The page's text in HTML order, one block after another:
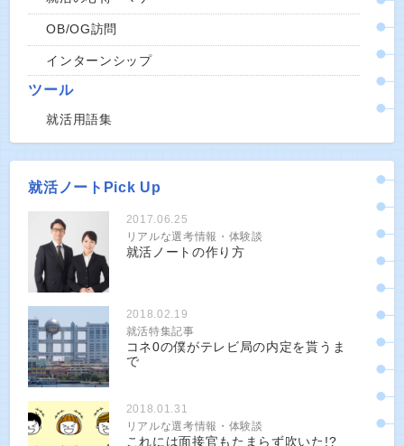
OB/OG訪問
インターンシップ
ツール
就活用語集
就活ノートPick Up
2017.06.25
リアルな選考情報・体験談
就活ノートの作り方
2018.02.19
就活特集記事
コネ0の僕がテレビ局の内定を貰うま
で
2018.01.31
リアルな選考情報・体験談
これには面接官もたまらず吹いた!?